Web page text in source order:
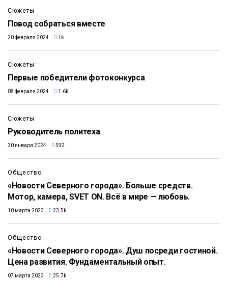
Сюжеты
Повод собраться вместе
20 февраля 2024 1k
3:47
Сюжеты
Первые победители фотоконкурса
08 февраля 2024 1.6k
11:20
Сюжеты
Руководитель политеха
30 января 2024 592
26:27
Общество
«Новости Северного города». Больше средств.
Мотор, камера, SVET ON. Всё в мире — любовь.
10 марта 2023 23.5k
9:20
Общество
«Новости Северного города». Душ посреди гостиной.
Цена развития. Фундаментальный опыт.
07 марта 2023 25.7k